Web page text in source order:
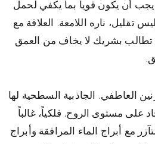
أن يكون قوياً بما يكفي لحمل
تقليل، ناره اللامعة. العلاقة مع
تطالب بشريك لا يخاف من العمق
العاطفي. الجاذبية السطحية لها
على مستوى الروح. فلكياً، غالباً
مع أبراج الماء المرافقة وأبراج